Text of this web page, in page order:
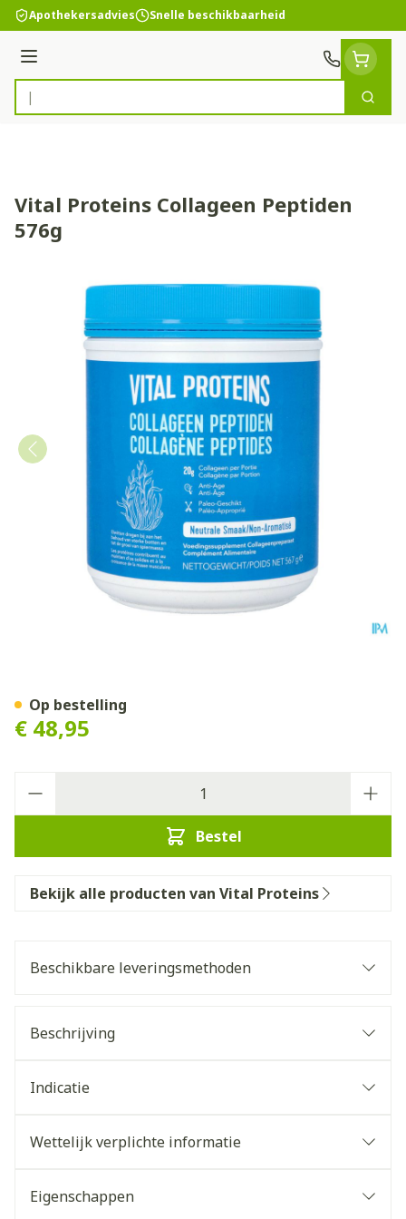
Ga naar de inhoud
Apothekersadvies Snelle beschikbaarheid
Menu
Product, merk, categorie...
Zoek
Vital Proteins Collageen Peptiden
576g
€ 48,95
Bestel
Op bestelling
Bekijk alle producten van Vital Proteins
Beschikbare leveringsmethoden
Beschrijving
Indicatie
Wettelijk verplichte informatie
Eigenschappen